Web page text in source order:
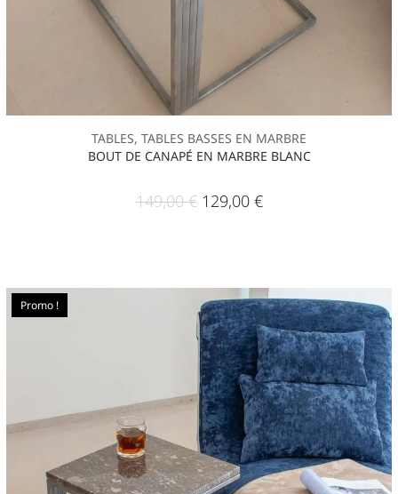
TABLES, TABLES BASSES EN MARBRE
BOUT DE CANAPÉ EN MARBRE BLANC
149,00€ 129,00 €
Promo !